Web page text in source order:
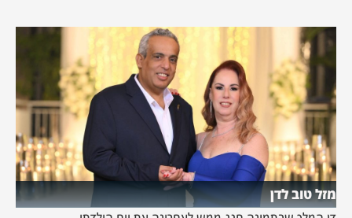
מזל טוב לדן